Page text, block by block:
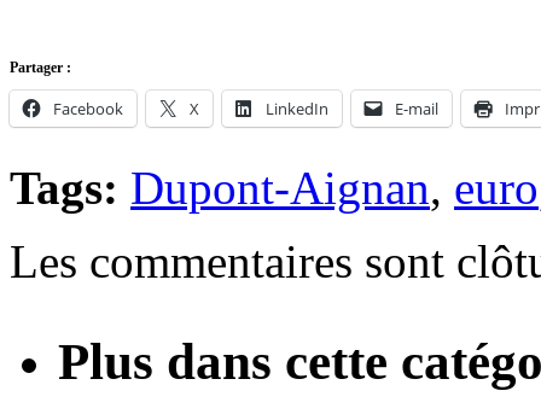
Partager :
Facebook X LinkedIn E-mail
Tags: Dupont-Aignan, euro
Les commentaires sont
Plus dans cette